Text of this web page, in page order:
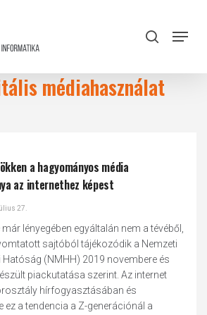
search
Menu
médiahasználat
a hagyományos média
az internethez képest
27.
lényegében egyáltalán nem a tévéből,
sajtóból tájékozódik a Nemzeti
Hatóság (NMHH) 2019 novembere és
piackutatása szerint. Az internet
hírfogyasztásában és
ez a tendencia a Z-generációnál a
Close